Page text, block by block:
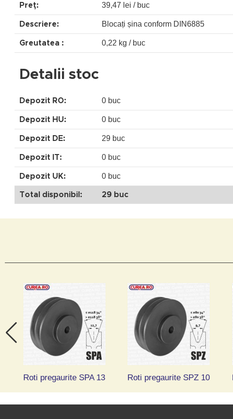
Preţ: 39,47 lei / buc
Descriere: Blocați șina conform DIN6885
Greutatea : 0,22 kg / buc
Detalii stoc
Depozit RO: 0 buc
Depozit HU: 0 buc
Depozit DE: 29 buc
Depozit IT: 0 buc
Depozit UK: 0 buc
Total disponibil: 29 buc
Roti pregaurite SPA 13 Roti pregaurite SPZ 10